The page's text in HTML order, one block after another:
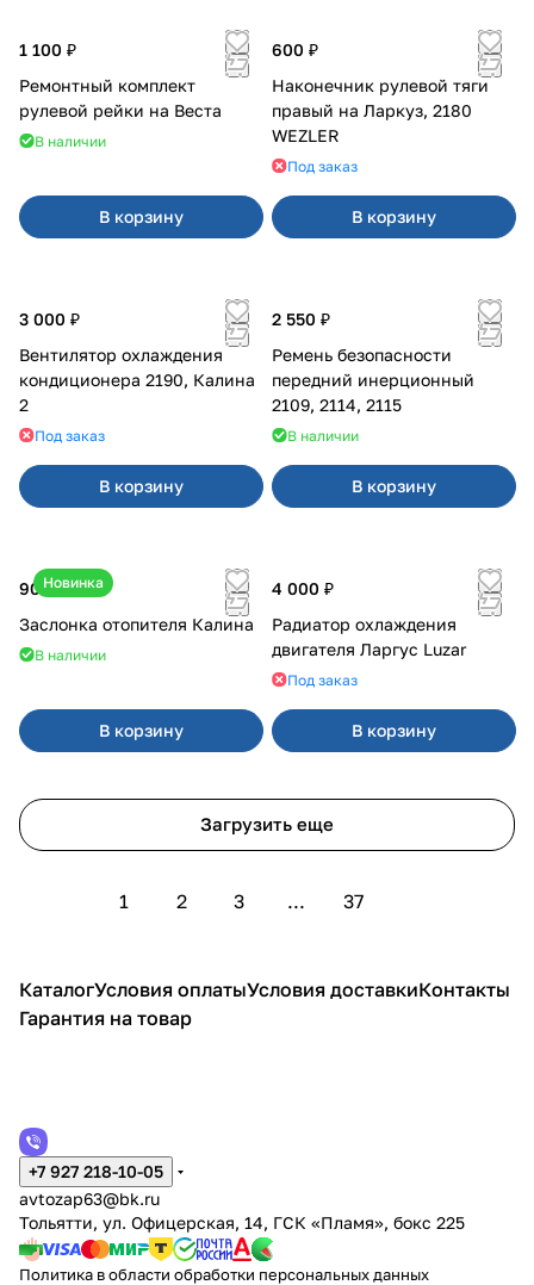
1 100 ₽
Ремонтный комплект
рулевой рейки на Веста
В наличии
В корзину
600 ₽
Наконечник рулевой тяги
правый на Ларкуз, 2180
WEZLER
Под заказ
В корзину
3 000 ₽
Вентилятор охлаждения
кондиционера 2190, Калина
2
Под заказ
В корзину
2 550 ₽
Ремень безопасности
передний инерционный
2109, 2114, 2115
В наличии
В корзину
Новинка
900 ₽
Заслонка отопителя Калина
В наличии
В корзину
4 000 ₽
Радиатор охлаждения
двигателя Ларгус Luzar
Под заказ
В корзину
Загрузить еще
1 2 3 ... 37
КаталогУсловия оплатыУсловия доставкиКонтакты
Гарантия на товар
+7 927 218-10-05
avtozap63@bk.ru
Тольятти, ул. Офицерская, 14, ГСК «Пламя», бокс 225
Политика в области обработки персональных данных